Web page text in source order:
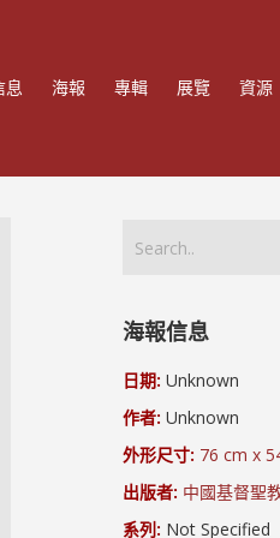
息 海報 專輯 展覽 資源
海報信息
日期: Unknown
作者: Unknown
外形尺寸: 76 cm x
出版者: 中國基督聖
系列: Not Specified